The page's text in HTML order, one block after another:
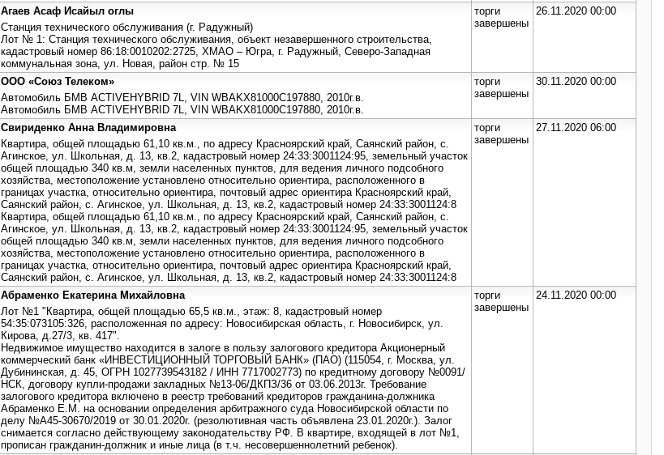
Агаев Асаф Исайыл оглы
Станция технического обслуживания (г. Радужный)
Лот № 1: Станция технического обслуживания, объект незавершенного строительства,
кадастровый номер 86:18:0010202:2725, ХМАО – Югра, г. Радужный, Северо-Западная
коммунальная зона, ул. Новая, район стр. № 15
торги
завершены
26.11.2020 00:00
ООО «Союз Телеком»
Автомобиль БМВ ACTIVEHYBRID 7L, VIN WBAKX81000C197880, 2010г.в.
Автомобиль БМВ ACTIVEHYBRID 7L, VIN WBAKX81000C197880, 2010г.в.
торги
завершены
30.11.2020 00:00
Свириденко Анна Владимировна
Квартира, общей площадью 61,10 кв.м., по адресу Красноярский край, Саянский район, с.
Агинское, ул. Школьная, д. 13, кв.2, кадастровый номер 24:33:3001124:95, земельный участок
общей площадью 340 кв.м, земли населенных пунктов, для ведения личного подсобного
хозяйства, местоположение установлено относительно ориентира, расположенного в
границах участка, относительно ориентира, почтовый адрес ориентира Красноярский край,
Саянский район, с. Агинское, ул. Школьная, д. 13, кв.2, кадастровый номер 24:33:3001124:8
Квартира, общей площадью 61,10 кв.м., по адресу Красноярский край, Саянский район, с.
Агинское, ул. Школьная, д. 13, кв.2, кадастровый номер 24:33:3001124:95, земельный участок
общей площадью 340 кв.м, земли населенных пунктов, для ведения личного подсобного
хозяйства, местоположение установлено относительно ориентира, расположенного в
границах участка, относительно ориентира, почтовый адрес ориентира Красноярский край,
Саянский район, с. Агинское, ул. Школьная, д. 13, кв.2, кадастровый номер 24:33:3001124:8
торги
завершены
27.11.2020 06:00
Абраменко Екатерина Михайловна
Лот №1 "Квартира, общей площадью 65,5 кв.м., этаж: 8, кадастровый номер
54:35:073105:326, расположенная по адресу: Новосибирская область, г. Новосибирск, ул.
Кирова, д.27/3, кв. 417".
Недвижимое имущество находится в залоге в пользу залогового кредитора Акционерный
коммерческий банк «ИНВЕСТИЦИОННЫЙ ТОРГОВЫЙ БАНК» (ПАО) (115054, г. Москва, ул.
Дубининская, д. 45, ОГРН 1027739543182 / ИНН 7717002773) по кредитному договору №0091/
НСК, договору купли-продажи закладных №13-06/ДКПЗ/36 от 03.06.2013г. Требование
залогового кредитора включено в реестр требований кредиторов гражданина-должника
Абраменко Е.М. на основании определения арбитражного суда Новосибирской области по
делу №А45-30670/2019 от 30.01.2020г. (резолютивная часть объявлена 23.01.2020г.). Залог
снимается согласно действующему законодательству РФ. В квартире, входящей в лот №1,
прописан гражданин-должник и иные лица (в т.ч. несовершеннолетний ребенок).
торги
завершены
24.11.2020 00:00